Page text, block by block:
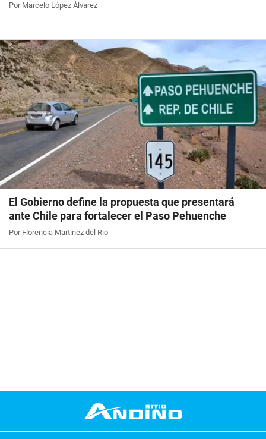
Por Marcelo López Álvarez
El Gobierno define la propuesta que presentará
ante Chile para fortalecer el Paso Pehuenche
Por Florencia Martinez del Rio